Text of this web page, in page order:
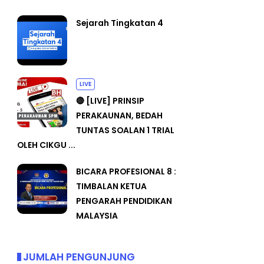
Sejarah Tingkatan 4
LIVE
🔴 [LIVE] PRINSIP
PERAKAUNAN, BEDAH
TUNTAS SOALAN 1 TRIAL
OLEH CIKGU ...
BICARA PROFESIONAL 8 :
TIMBALAN KETUA
PENGARAH PENDIDIKAN
MALAYSIA
JUMLAH PENGUNJUNG